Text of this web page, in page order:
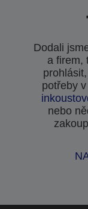
Dodali
a firem,
potřeby
nebo